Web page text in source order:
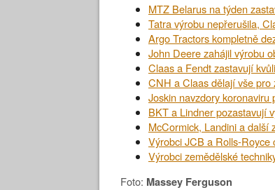
MTZ Belarus na týden
Tatra výrobu nepřerušila,
Argo Tractors kompletně
John Deere zahájil výrobu
Claas a Fendt zastavují
CNH a Claas dělají vše
Joskin navzdory koronaviru
BKT a Lindner pozastavují
McCormick, Landini a další
Výrobci JCB a Rolls-Royce
Výrobci zemědělské
Foto: Massey Ferguson